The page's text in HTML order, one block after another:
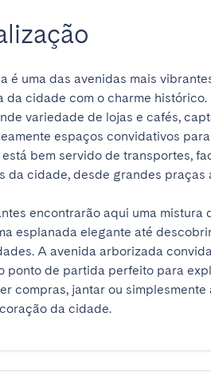
é uma das avenidas mais
da cidade com o charme
variedade de lojas e cafés,
espaços convidativos
bem servido de transportes,
da cidade, desde grandes praças
encontrarão aqui uma
esplanada elegante até
A avenida arborizada
ponto de partida perfeito para
compras, jantar ou
da cidade.